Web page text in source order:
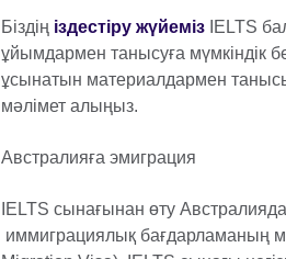
Біздің іздестіру жүйеміз IELTS
ұйымдармен танысуға мүмкіндік
ұсынатын материалдармен
мәлімет алыңыз.
Австралияға эмиграция
IELTS сынағынан өту
иммиграциялық бағдарламаның